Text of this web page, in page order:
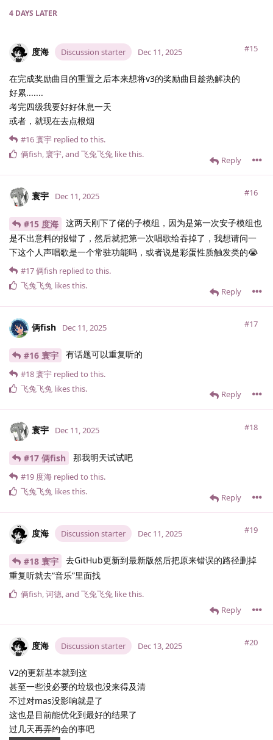
4 DAYS LATER
度海 Discussion starter #15
Dec 11, 2025
在完成奖励曲目的重置之后本来想将v3的奖励曲目趁热解决的
好累.......
考完四级我要好好休息一天
或者，就现在去点根烟
Reply
#16 寰宇 replied to this.
俩fish, 寰宇, and 飞兔飞兔 like this.
寰宇 #16
Dec 11, 2025
#15 度海
这两天刚下了佬的子模组，因为是第一次安子模组也
是不出意料的报错了，然后就把第一次唱歌给吞掉了，我想请问一
下这个人声唱歌是一个常驻功能吗，或者说是彩蛋性质触发类的😭
Reply
#17俩fish replied to this.
飞兔飞兔 likes this.
俩fish #17
Dec 11, 2025
#16 寰宇 有话题可以重复听的
Reply
#18 寰宇 replied to this.
飞兔飞兔 likes this.
寰宇 #18
Dec 11, 2025
#17 俩fish 那我明天试试吧
Reply
#19 度海 replied to this.
飞兔飞兔 likes this.
度海 Discussion starter #19
Dec 11, 2025
#18 寰宇
去GitHub更新到最新版然后把原来错误的路径删掉
重复听就去“音乐”里面找
Reply
俩fish,诃德, and 飞兔飞兔 like this.
度海 Discussion starter #20
Dec 13, 2025
V2的更新基本就到这
甚至一些没必要的垃圾也没来得及清
不过对mas没影响就是了
这也是目前能优化到最好的结果了
过几天再弄约会的事吧